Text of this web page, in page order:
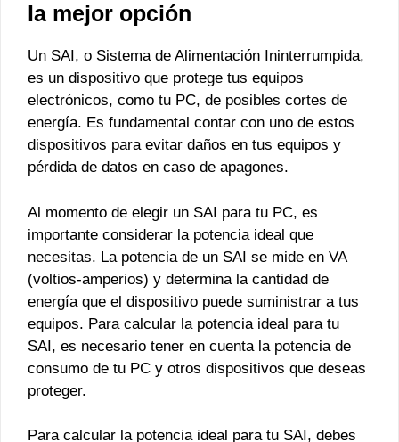
la mejor opción
Un SAI, o Sistema de Alimentación Ininterrumpida,
es un dispositivo que protege tus equipos
electrónicos, como tu PC, de posibles cortes de
energía. Es fundamental contar con uno de estos
dispositivos para evitar daños en tus equipos y
pérdida de datos en caso de apagones.
Al momento de elegir un SAI para tu PC, es
importante considerar la potencia ideal que
necesitas. La potencia de un SAI se mide en VA
(voltios-amperios) y determina la cantidad de
energía que el dispositivo puede suministrar a tus
equipos. Para calcular la potencia ideal para tu
SAI, es necesario tener en cuenta la potencia de
consumo de tu PC y otros dispositivos que deseas
proteger.
Para calcular la potencia ideal para tu SAI, debes